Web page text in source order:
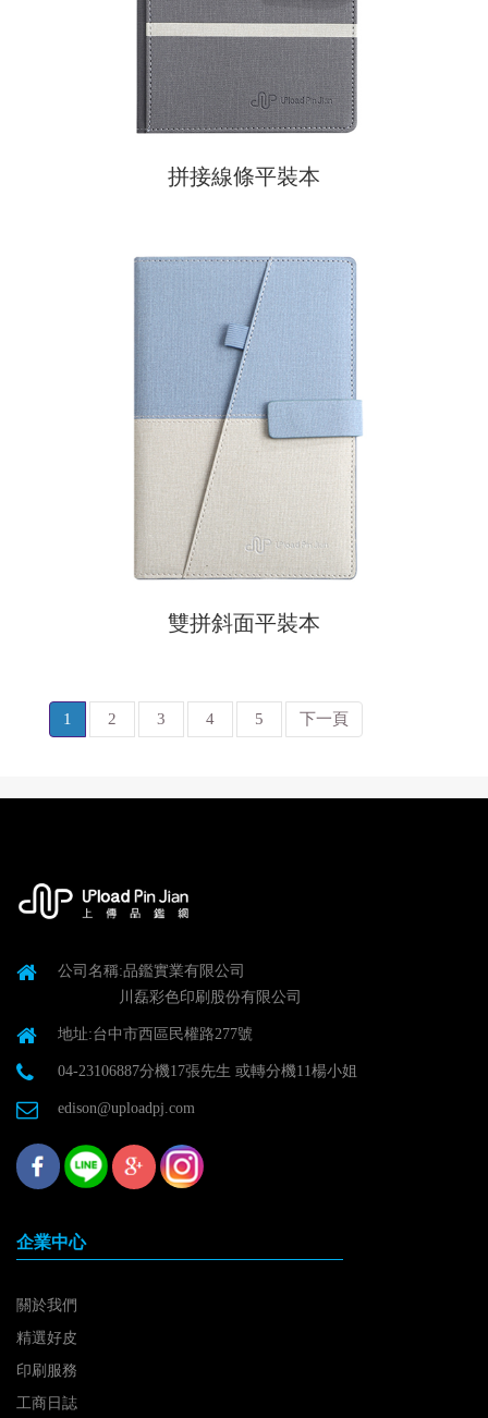
拼接線條平裝本
雙拼斜面平裝本
1 2 3 4 5 下一頁
公司名稱:品鑑實業有限公司
川磊彩色印刷股份有限公司
地址:台中市西區民權路277號
04-23106887分機17張先生 或轉分機11楊小姐
edison@uploadpj.com
企業中心
關於我們
精選好皮
印刷服務
工商日誌